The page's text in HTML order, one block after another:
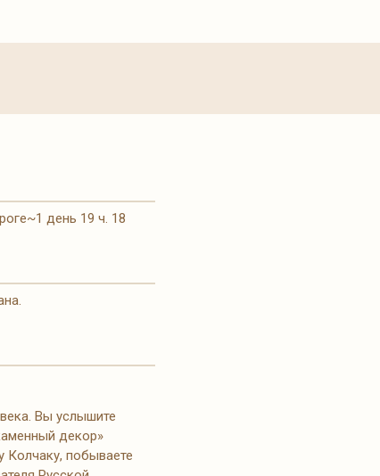
день 19 ч. 18
Вы услышите
декор»
Колчаку, побываете